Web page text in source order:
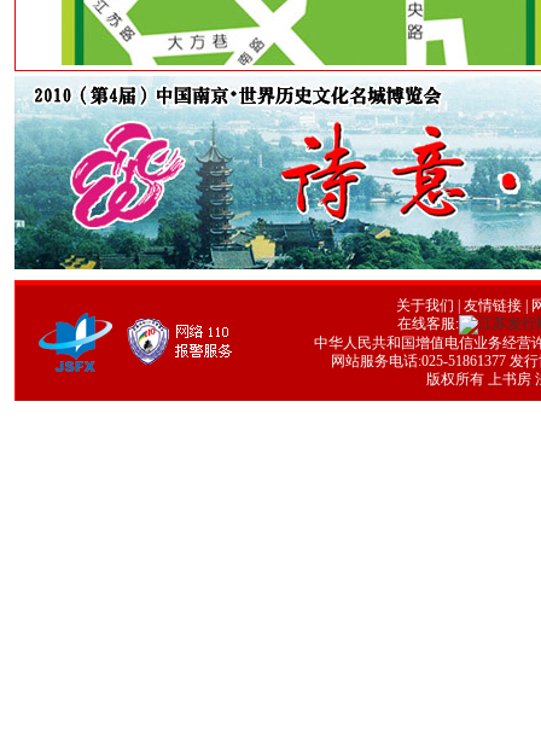
关于我们 友情链接 |
在线客服:
中华人民共和国增值电信业务经营
网站服务电话:025-51861377 发
版权所有 上书房